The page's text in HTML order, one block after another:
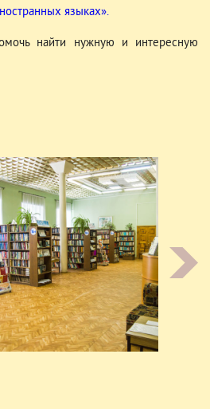
языках».
найти нужную и интересную